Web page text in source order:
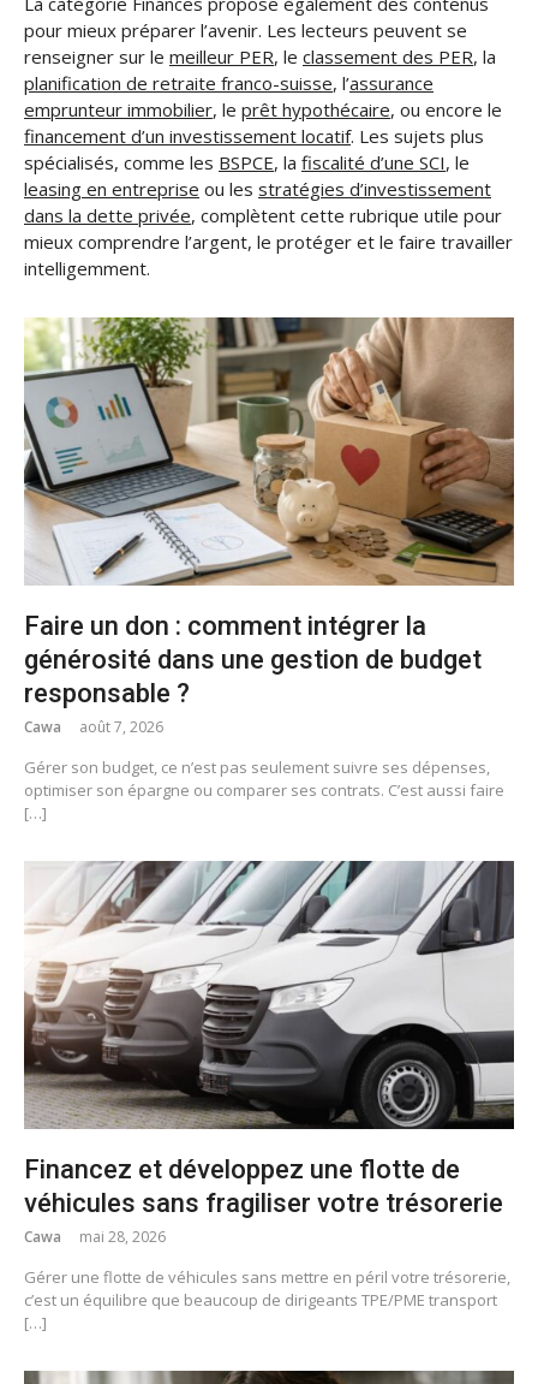
pour mieux préparer l’avenir. Les lecteurs peuvent se
renseigner sur le meilleur PER, le classement des PER, la
planification de retraite franco-suisse, l’assurance
emprunteur immobilier, le prêt hypothécaire, ou encore le
financement d’un investissement locatif. Les sujets plus
spécialisés, comme les BSPCE, la fiscalité d’une SCI, le
leasing en entreprise ou les stratégies d’investissement
dans la dette privée, complètent cette rubrique utile pour
mieux comprendre l’argent, le protéger et le faire travailler
intelligemment.
Faire un don : comment intégrer la
générosité dans une gestion de budget
responsable ?
Cawa août 7, 2026
Gérer son budget, ce n’est pas seulement suivre ses dépenses,
optimiser son épargne ou comparer ses contrats. C’est aussi faire
[…]
Financez et développez une flotte de
véhicules sans fragiliser votre trésorerie
Cawa mai 28, 2026
Gérer une flotte de véhicules sans mettre en péril votre trésorerie,
c’est un équilibre que beaucoup de dirigeants TPE/PME transport
[…]